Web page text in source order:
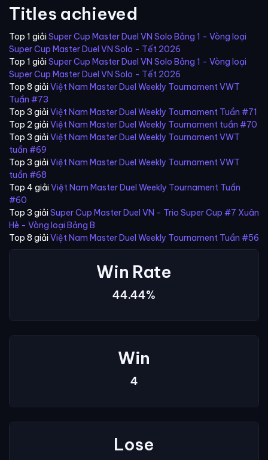
Titles achieved
Top 1 giải Super Cup Master Duel VN Solo Bảng 1 - Vòng loại
Super Cup Master Duel VN Solo - Tết 2026
Top 1 giải Super Cup Master Duel VN Solo Bảng 1 - Vòng loại
Super Cup Master Duel VN Solo - Tết 2026
Top 8 giải Việt Nam Master Duel Weekly Tournament VWT
Tuần #73
Top 3 giải Việt Nam Master Duel Weekly Tournament Tuần #71
Top 2 giải Việt Nam Master Duel Weekly Tournament tuần #70
Top 3 giải Việt Nam Master Duel Weekly Tournament VWT
tuần #69
Top 3 giải Việt Nam Master Duel Weekly Tournament VWT
tuần #68
Top 4 giải Việt Nam Master Duel Weekly Tournament Tuần
#60
Top 3 giải Super Cup Master Duel VN - Trio Super Cup #7 Xuân
Hè - Vòng loại Bảng B
Top 8 giải Việt Nam Master Duel Weekly Tournament Tuần #56
Win Rate
44.44%
Win
4
Lose